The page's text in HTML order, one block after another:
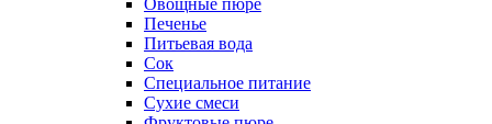
Овощные пюре
Печенье
Питьевая вода
Сок
Специальное питание
Сухие смеси